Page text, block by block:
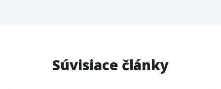
Súvisiace články